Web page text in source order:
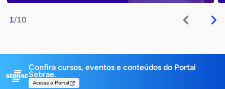
1/10
Confira cursos, eventos e conteúdos do Portal
Sebrae.
Acesse o Portal